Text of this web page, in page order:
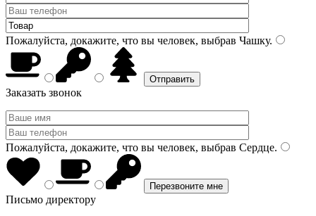
Пожалуйста, докажите, что вы человек, выбрав Чашку.
Заказать звонок
Пожалуйста, докажите, что вы человек, выбрав Сердце.
Письмо директору